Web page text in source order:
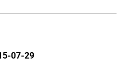
07-29